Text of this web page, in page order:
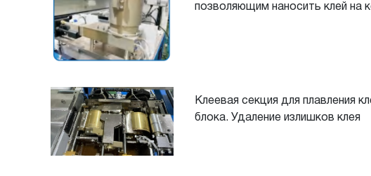
позволяющим наносить клей на
Клеевая секция для плавления
блока. Удаление излишков клея